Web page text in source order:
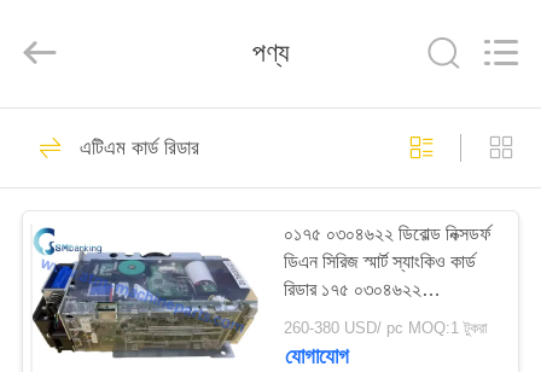
পণ্য
আমাদের
সম্পর্কে
Trade
Co.,Ltd..
এটিএম মেশিন পার্টস
410
পণ্য
এটিএম কার্ড রিডার
০১৭৫ ০৩০৪৬২২ ডিবোল্ড নিক্সডর্ফ
ডিএন সিরিজ স্মার্ট স্যাংকিও কার্ড
রিডার ১৭৫ ০৩০৪৬২২
ডিএন১০০ডি ডিএন২০০ভি
আইসিটি৩এইচ৫-৩এডি২৭৯২
260-380 USD/ pc MOQ:1 টুকরা
যোগাযোগ